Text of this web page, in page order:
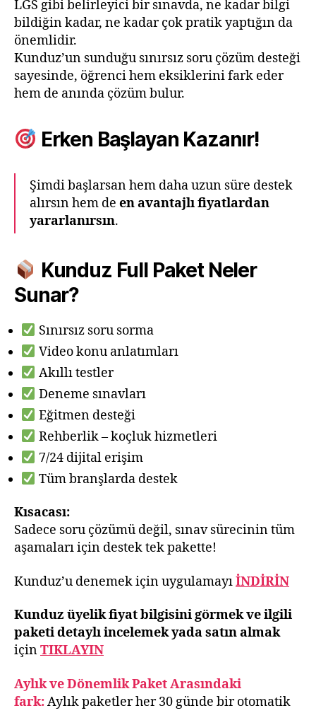
LGS gibi belirleyici bir sınavda, ne kadar bilgi
bildiğin kadar, ne kadar çok pratik yaptığın da
önemlidir.
Kunduz’un sunduğu sınırsız soru çözüm desteği
sayesinde, öğrenci hem eksiklerini fark eder
hem de anında çözüm bulur.
Erken Başlayan Kazanır!
Şimdi başlarsan hem daha uzun süre destek
alırsın hem de en avantajlı fiyatlardan
yararlanırsın.
Kunduz Full Paket Neler
Sunar?
Sınırsız soru sorma
Video konu anlatımları
Akıllı testler
Deneme sınavları
Eğitmen desteği
Rehberlik – koçluk hizmetleri
7/24 dijital erişim
Tüm branşlarda destek
Kısacası:
Sadece soru çözümü değil, sınav sürecinin tüm
aşamaları için destek tek pakette!
Kunduz’u denemek için uygulamayıİNDİRİN
Kunduz üyelik fiyat bilgisini görmek ve ilgili
paketi detaylı incelemek yada satın almak
içinTIKLAYIN
Aylık ve Dönemlik Paket Arasındaki
fark:Aylık paketler her 30 günde bir otomatik